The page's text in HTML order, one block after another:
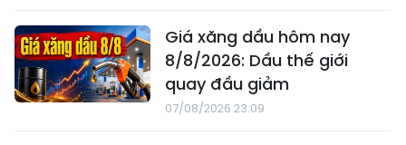
Giá xăng dầu hôm nay
8/8/2026: Dầu thế giới
quay đầu giảm
07/08/2026 23:09